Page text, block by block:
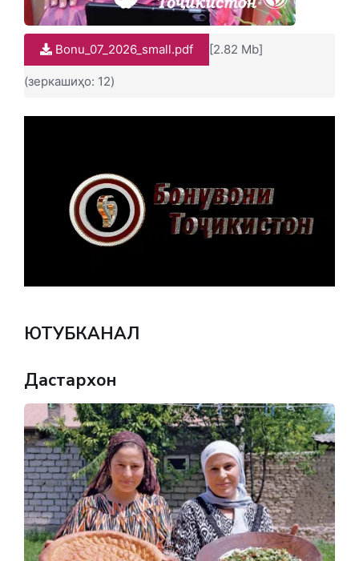
Bonu_07_2026_small.pdf [2.82 Mb]
(зеркашиҳо: 12)
ЮТУБКАНАЛ
Дастархон